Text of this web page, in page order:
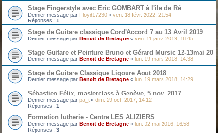
Stage Fingerstyle avec Eric GOMBART à l'ile de Ré
Dernier message par Floyd17230 « ven. 18 févr. 2022, 21:54
Réponses : 1
Stage de Guitare classique Cord'Accord 7 au 13 Avril 2019
Dernier message par Benoit de Bretagne « ven. 11 janv. 2019, 18:45
Stage Guitare et Peinture Bruno et Gérard Mursic 12-13mai 20
Dernier message par Benoit de Bretagne « lun. 19 mars 2018, 14:38
Stage de Guitare Classique Ligoure Aout 2018
Dernier message par Benoit de Bretagne « lun. 19 mars 2018, 14:29
Sébastien Félix, masterclass à Genève, 5 nov. 2017
Dernier message par pa_t « dim. 29 oct. 2017, 14:12
Réponses : 1
Formation lutherie - Centre LES ALIZIERS
Dernier message par Benoit de Bretagne « lun. 02 mai 2016, 16:58
Réponses : 3